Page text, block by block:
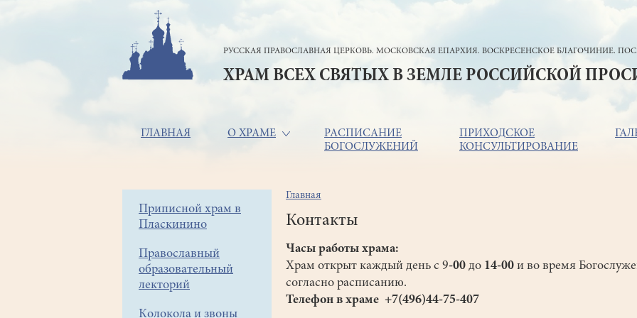
РУССКАЯ ПРАВОСЛАВНАЯ ЦЕРКОВЬ. МОСКОВСКАЯ ЕПАРХИЯ. ВОСКРЕСЕНСКОЕ БЛАГОЧИНИЕ.
ХРАМ ВСЕХ СВЯТЫХ В ЗЕМЛЕ РОССИЙСКОЙ
Основная
ГЛАВНАЯ О ХРАМЕ
РАСПИСАНИЕ
БОГОСЛУЖЕНИЙ
ПРИХОДСКОЕ
КОНСУЛЬТИРОВАНИЕ
Боковое
меню
Приписной храм в
Пласкинино
Православный
образовательный
лекторий
Колокола и звоны
Строка
навигации
Главная
Контакты
Часы работы храма:
Храм открыт каждый день с 9-00 до 14-00 и во время
согласно расписанию.
Телефон в храме +7(496)44-75-407